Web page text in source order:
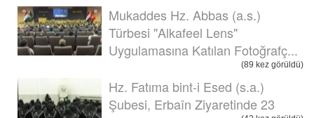
Mukaddes Hz. Abbas (a.s.)
Türbesi "Alkafeel Lens"
Uygulamasına Katılan Fotoğrafç...
(89 kez görüldü)
Hz. Fatıma bint-i Esed (s.a.)
Şubesi, Erbaîn Ziyaretinde 23